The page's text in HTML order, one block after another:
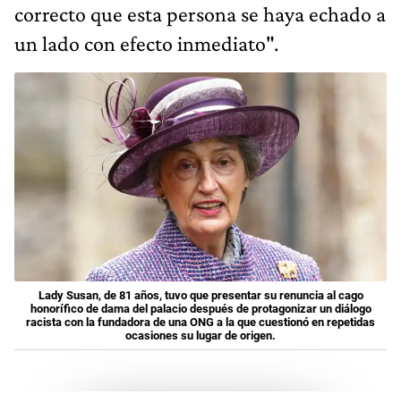
correcto que esta persona se haya echado a
un lado con efecto inmediato".
Lady Susan, de 81 años, tuvo que presentar su renuncia al cago
honorífico de dama del palacio después de protagonizar un diálogo
racista con la fundadora de una ONG a la que cuestionó en repetidas
ocasiones su lugar de origen.